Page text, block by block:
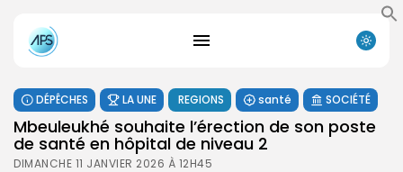
DÉPÊCHES LA UNE REGIONS santé SOCIÉTÉ
Mbeuleukhé souhaite l’érection de son poste
de santé en hôpital de niveau 2
DIMANCHE 11 JANVIER 2026 À 12H45